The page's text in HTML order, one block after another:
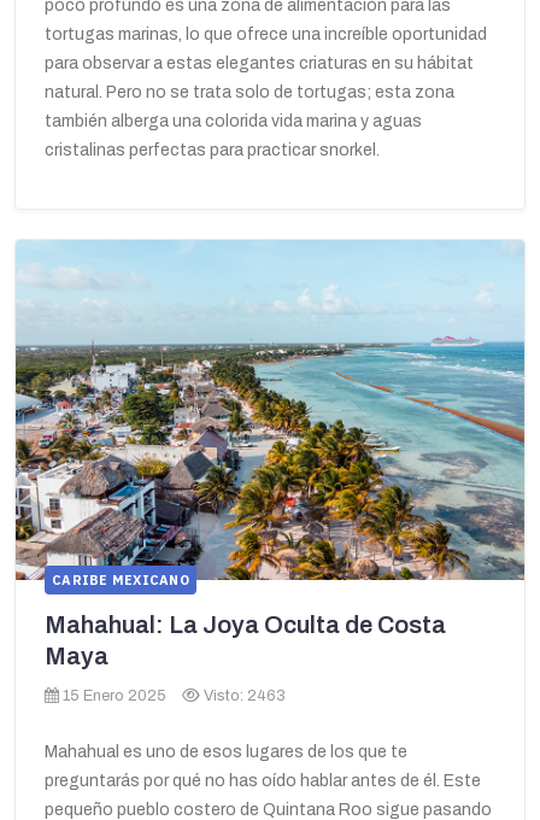
poco profundo es una zona de alimentación para las
tortugas marinas, lo que ofrece una increíble oportunidad
para observar a estas elegantes criaturas en su hábitat
natural. Pero no se trata solo de tortugas; esta zona
también alberga una colorida vida marina y aguas
cristalinas perfectas para practicar snorkel.
CARIBE MEXICANO
Mahahual: La Joya Oculta de Costa
Maya
15 Enero 2025 Visto: 2463
Mahahual es uno de esos lugares de los que te
preguntarás por qué no has oído hablar antes de él. Este
pequeño pueblo costero de Quintana Roo sigue pasando